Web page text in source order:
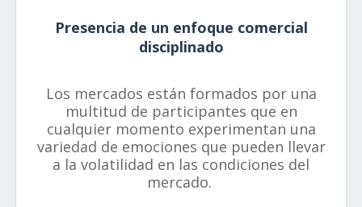
Presencia de un enfoque comercial
disciplinado
Los mercados están formados por una
multitud de participantes que en
cualquier momento experimentan una
variedad de emociones que pueden llevar
a la volatilidad en las condiciones del
mercado.